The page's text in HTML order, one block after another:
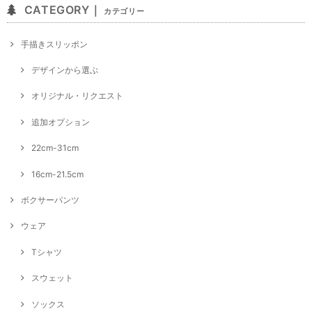
CATEGORY｜ カテゴリー
手描きスリッポン
デザインから選ぶ
オリジナル・リクエスト
追加オプション
22cm-31cm
16cm-21.5cm
ボクサーパンツ
ウェア
Tシャツ
スウェット
ソックス